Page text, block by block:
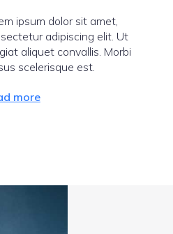
ipsum dolor sit amet,
adipiscing elit. Ut
aliquet convallis. Morbi
scelerisque est.
more